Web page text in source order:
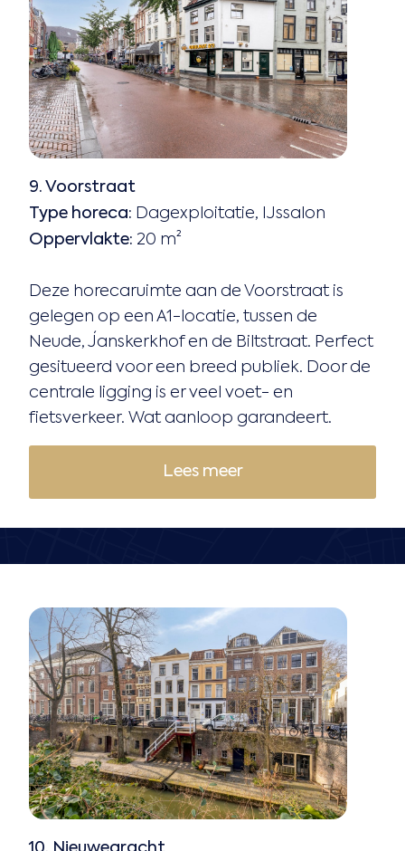
9. Voorstraat
Type horeca: Dagexploitatie, IJssalon
Oppervlakte: 20 m²
Deze horecaruimte aan de Voorstraat is
gelegen op een A1-locatie, tussen de
Neude, Janskerkhof en de Biltstraat. Perfect
gesitueerd voor een breed publiek. Door de
centrale ligging is er veel voet- en
fietsverkeer. Wat aanloop garandeert.
Lees meer